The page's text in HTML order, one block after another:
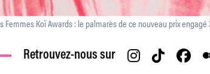
Femmes Koï Awards : le palmarès de ce nouveau prix engagé
Retrouvez-nous sur